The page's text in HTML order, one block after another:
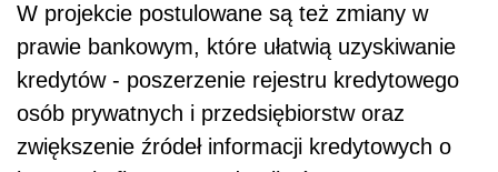
W projekcie postulowane są też zmiany w
prawie bankowym, które ułatwią uzyskiwanie
kredytów - poszerzenie rejestru kredytowego
osób prywatnych i przedsiębiorstw oraz
zwiększenie źródeł informacji kredytowych o